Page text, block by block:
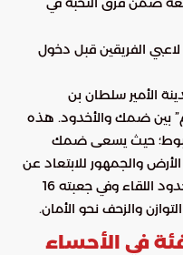
لاعبي الفريقين قبل دخول
الأمير سلطان بن
بين ضمك والأخدود. هذه
حيث يسعى ضمك
لاستغلال الأرض والجمهور للابتعاد عن
مناطق الخطر. في المقابل، يدخل الأخدود اللقاء وفي جعبته 16
والزحف نحو الأمان.
في الأحساء